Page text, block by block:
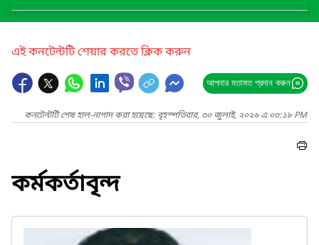
এই কনটেন্টটি শেয়ার করতে ক্লিক করুন
আপনার মতামত প্রদান করুন
কনটেন্টটি শেষ হাল-নাগাদ করা হয়েছে: বৃহস্পতিবার, ৩০ জুলাই, ২০২৬ এ ০৩:১৮ PM
কর্মকর্তাবৃন্দ